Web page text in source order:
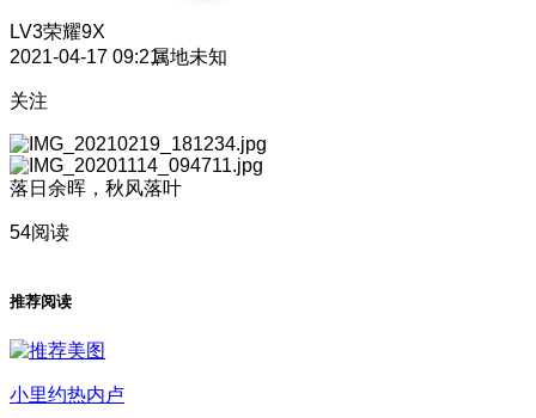
LV3荣耀9X
2021-04-17 09:21属地未知
关注
落日余晖，秋风落叶
54阅读
推荐阅读
小里约热内卢